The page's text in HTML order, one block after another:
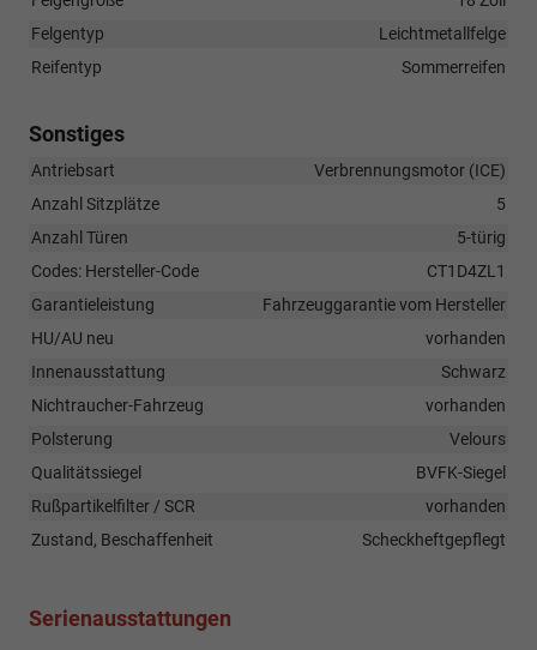
Felgentyp
Leichtmetallfelge
Reifentyp
Sommerreifen
Sonstiges
Antriebsart
Verbrennungsmotor (ICE)
Anzahl Sitzplätze
5
Anzahl Türen
5-türig
Codes: Hersteller-Code
CT1D4ZL1
Garantieleistung
Fahrzeuggarantie vom Hersteller
HU/AU neu
vorhanden
Innenausstattung
Schwarz
Nichtraucher-Fahrzeug
vorhanden
Polsterung
Velours
Qualitätssiegel
BVFK-Siegel
Rußpartikelfilter / SCR
vorhanden
Zustand, Beschaffenheit
Scheckheftgepflegt
Serienausstattungen